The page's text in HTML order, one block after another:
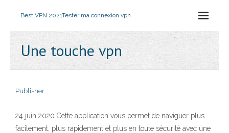
Best VPN 2021Tester ma connexion vpn
Une touche vpn
Publisher
24 juin 2020 Cette application vous permet de naviguer plus
facilement, plus rapidement et plus en toute sécurité avec une